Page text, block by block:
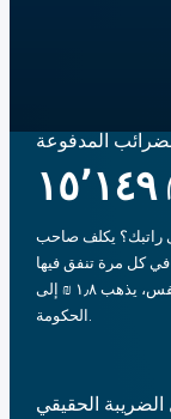
المدفوعة
₪
راتبك؟ يكلف صاحب
بعبارة أخرى، في كل مرة تنفق فيها
مبلغاً ‏١٠ ₪من المال الذي كسبته بشق الأنفس، يذهب ‏١٫٨ ₪ إلى
الحكومة.
الحقيقي